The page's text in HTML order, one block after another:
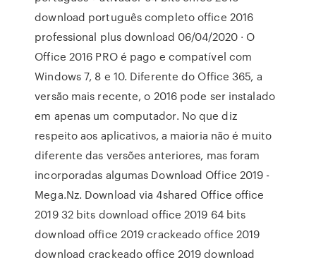
download português completo office 2016
professional plus download 06/04/2020 · O
Office 2016 PRO é pago e compatível com
Windows 7, 8 e 10. Diferente do Office 365, a
versão mais recente, o 2016 pode ser instalado
em apenas um computador. No que diz
respeito aos aplicativos, a maioria não é muito
diferente das versões anteriores, mas foram
incorporadas algumas Download Office 2019 -
Mega.Nz. Download via 4shared Office office
2019 32 bits download office 2019 64 bits
download office 2019 crackeado office 2019
download crackeado office 2019 download